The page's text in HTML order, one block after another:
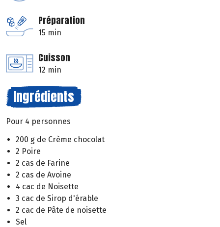
Préparation
15 min
Cuisson
12 min
Ingrédients
Pour 4 personnes
200 g de Crème chocolat
2 Poire
2 cas de Farine
2 cas de Avoine
4 cac de Noisette
3 cac de Sirop d'érable
2 cac de Pâte de noisette
Sel